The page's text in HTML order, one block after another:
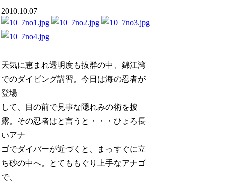
2010.10.07
天気に恵まれ透明度も抜群の中、錦江湾
でのダイビング講習。今日は海の忍者が
登場
して、目の前で見事な隠れみの術を披
露。その忍者はと言うと・・・ひょろ長
いアナ
ゴでダイバーが近づくと、まっすぐに立
ち砂の中へ。とてももぐり上手なアナゴ
で、